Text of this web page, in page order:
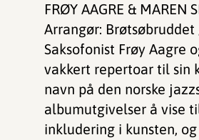
FRØY AAGRE & MAREN
Arrangør:
Saksofonist Frøy Aagre
vakkert repertoar til sin
navn på den norske
albumutgivelser å vise
inkludering i kunsten,